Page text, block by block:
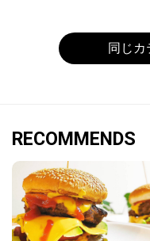
同じカ
RECOMMENDS